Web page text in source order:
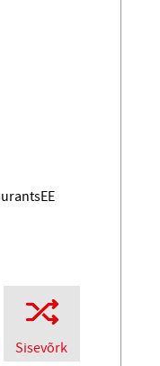
Sisevõrk